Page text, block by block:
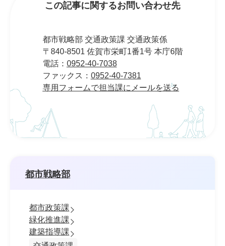
この記事に関するお問い合わせ先
都市戦略部 交通政策課 交通政策係
〒840-8501 佐賀市栄町1番1号 本庁6階
電話： 0952-40-7038
ファックス： 0952-40-7381
専用フォームで担当課にメールを送る
都市戦略部
都市政策課
緑化推進課
建築指導課